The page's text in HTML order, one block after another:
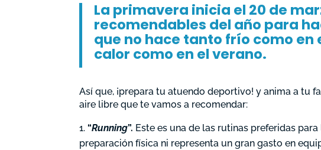
La primavera inicia el 20 de
recomendables del año para
que no hace tanto frío como
calor como en el verano.
Así que, ¡prepara tu atuendo deportivo! y anima a tu
aire libre que te vamos a recomendar:
“Running”. Este es una de las rutinas preferidas
preparación física ni representa un gran gasto en